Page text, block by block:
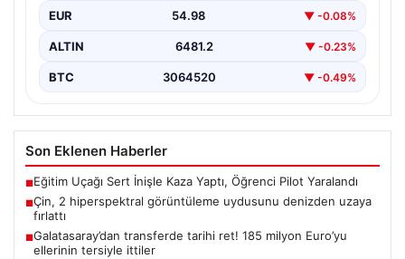
EUR 54.98 ▼ -0.08%
ALTIN 6481.2 ▼ -0.23%
BTC 3064520 ▼ -0.49%
Son Eklenen Haberler
■Eğitim Uçağı Sert İnişle Kaza Yaptı, Öğrenci Pilot Yaralandı
■Çin, 2 hiperspektral görüntüleme uydusunu denizden uzaya
fırlattı
■Galatasaray’dan transferde tarihi ret! 185 milyon Euro’yu
ellerinin tersiyle ittiler